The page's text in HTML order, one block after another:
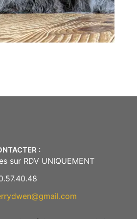
:
sur RDV UNIQUEMENT